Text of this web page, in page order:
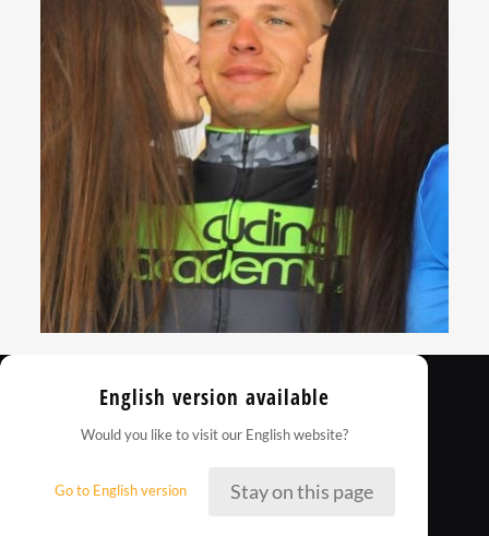
English version available
Would you like to visit our English website?
Go to English version Stay on this page